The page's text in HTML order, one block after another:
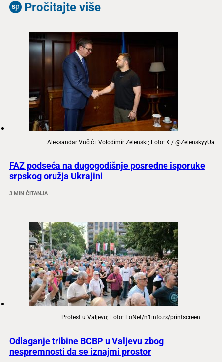
Pročitajte više
Aleksandar Vučić i Volodimir Zelenski; Foto: X / @ZelenskyyUa
FAZ podseća na dugogodišnje posredne isporuke
srpskog oružja Ukrajini
3 MIN ČITANJA
Protest u Valjevu; Foto: FoNet/n1info.rs/printscreen
Odlaganje tribine BCBP u Valjevu zbog
nespremnosti da se iznajmi prostor